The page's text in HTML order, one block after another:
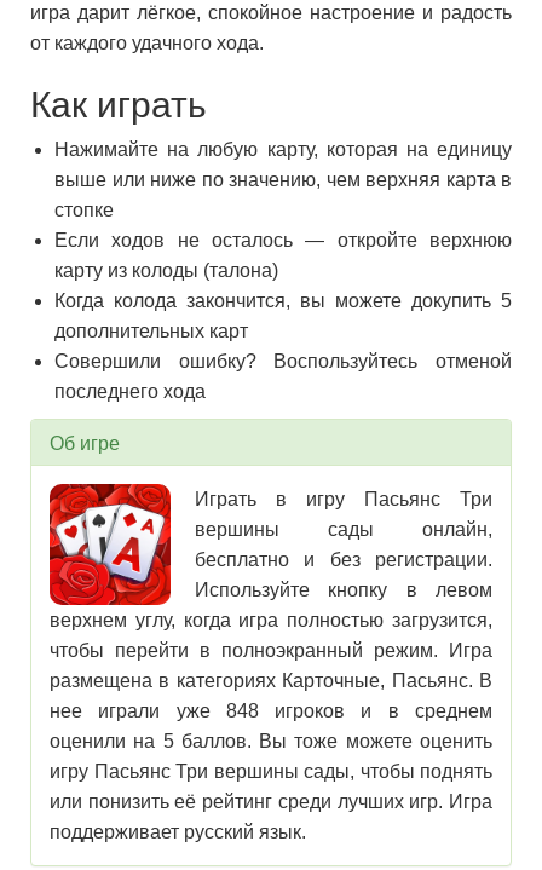
игра дарит лёгкое, спокойное настроение и радость
от каждого удачного хода.
Как играть
Нажимайте на любую карту, которая на единицу
выше или ниже по значению, чем верхняя карта в
стопке
Если ходов не осталось — откройте верхнюю
карту из колоды (талона)
Когда колода закончится, вы можете докупить 5
дополнительных карт
Совершили ошибку? Воспользуйтесь отменой
последнего хода
Об игре
Играть в игру Пасьянс Три
вершины сады онлайн,
бесплатно и без регистрации.
Используйте кнопку в левом
верхнем углу, когда игра полностью загрузится,
чтобы перейти в полноэкранный режим. Игра
размещена в категориях Карточные, Пасьянс. В
нее играли уже 848 игроков и в среднем
оценили на 5 баллов. Вы тоже можете оценить
игру Пасьянс Три вершины сады, чтобы поднять
или понизить её рейтинг среди лучших игр. Игра
поддерживает русский язык.